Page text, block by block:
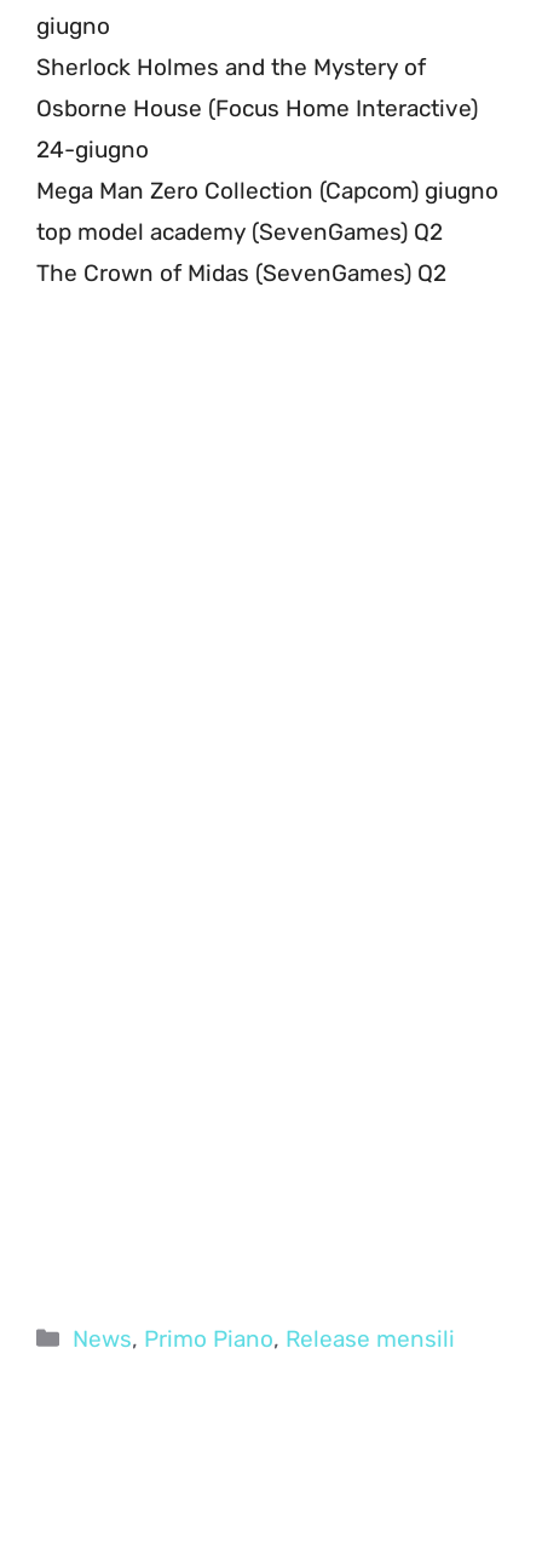
giugno
Sherlock Holmes and the Mystery of
Osborne House (Focus Home Interactive)
24-giugno
Mega Man Zero Collection (Capcom) giugno
top model academy (SevenGames) Q2
The Crown of Midas (SevenGames) Q2
Categorie
News, Primo Piano, Release mensili